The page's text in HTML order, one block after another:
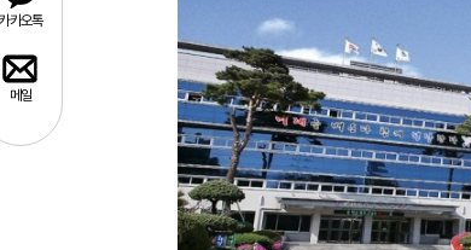
카오톡
메일